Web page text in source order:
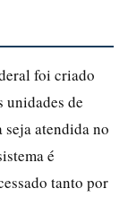
foi criado
de
seja atendida no
é
tanto por